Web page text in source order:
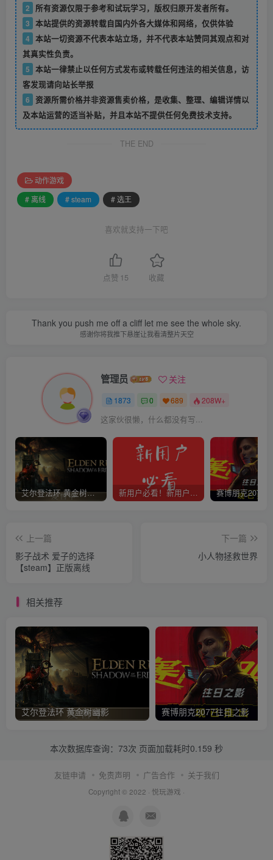
2
所有资源仅限于参考和试玩学习，版权归原开发者所有。
3 本站提供的资源转载自国内外各大媒体和网络，仅供体验
4 本站一切资源不代表本站立场，并不代表本站赞同其观点和对
其真实性负责。
5 本站一律禁止以任何方式发布或转载任何违法的相关信息，访
客发现请向站长举报
6
资源所需价格并非资源售卖价格，是收集、整理、编辑详情以
及本站运营的适当补贴，并且本站不提供任何免费技术支持。
THE END
动作游戏
# 离线
# steam # 选王
喜欢就支持一下吧
点赞 15 收藏
Thank you push me off a cliff let me see the whole sky.
感谢你将我推下悬崖让我看清整片天空
管理员 关注
1873 0 689 208W+
这家伙很懒，什么都没有写...
艾尔登法环 黄金树幽影 新用户必看！新用户必看！新用户必看！！！
上一篇
影子战术 爱子的选择
【steam】正版离线
下一篇
小人物拯救世界
相关推荐
艾尔登法环 黄金树幽影 赛博朋克2077往日之影
本次数据库查询：73次 页面加载耗时0.159 秒
友链申请 免责声明 广告合作 关于我们
Copyright © 2022 · 悦玩游戏 ·